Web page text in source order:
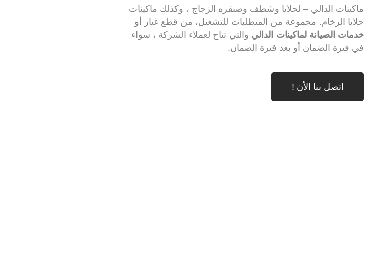
ماكينات الدالي – لحلايا وشطف وصنفره الزجاج ، وكذلك ماكينات
حلايا الرخام. مجموعة من المتطلبات للتشغيل، من قطع غيار أو
خدمات الصيانة لماكينات الدالي والتي تتاح لعملاء الشركة ، سواء
في فترة الضمان أو بعد فترة الضمان.
اتصل بنا الأن !